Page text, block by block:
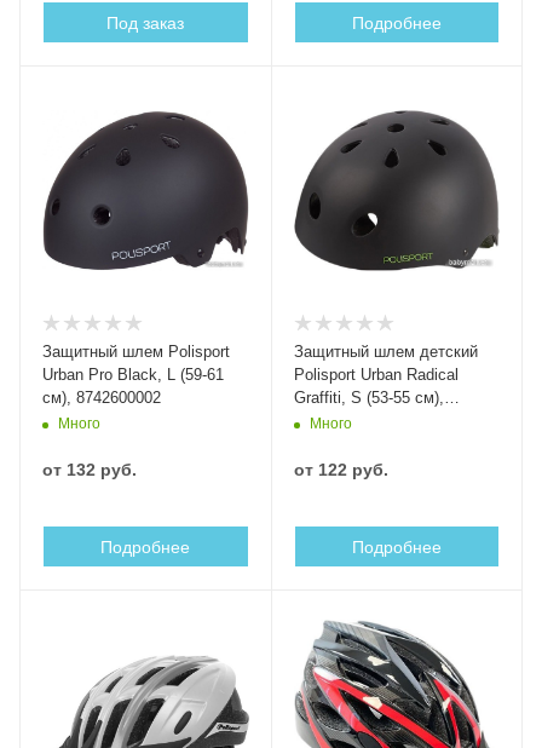
Под заказ Подробнее
Защитный шлем Polisport
Urban Pro Black, L (59-61
см), 8742600002
Много
от 132 руб.
Подробнее
Защитный шлем детский
Polisport Urban Radical
Graffiti, S (53-55 см),
8741100002
Много
от 122 руб.
Подробнее